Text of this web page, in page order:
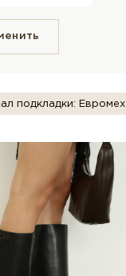
подкладки: Евромех